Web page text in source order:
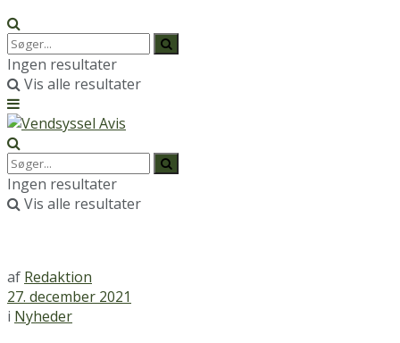
Ingen resultater
Vis alle resultater
Ingen resultater
Vis alle resultater
af Redaktion
27. december 2021
i Nyheder